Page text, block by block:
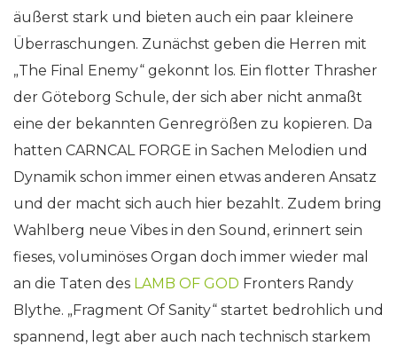
äußerst stark und bieten auch ein paar kleinere
Überraschungen. Zunächst geben die Herren mit
„The Final Enemy“ gekonnt los. Ein flotter Thrasher
der Göteborg Schule, der sich aber nicht anmaßt
eine der bekannten Genregrößen zu kopieren. Da
hatten CARNCAL FORGE in Sachen Melodien und
Dynamik schon immer einen etwas anderen Ansatz
und der macht sich auch hier bezahlt. Zudem bring
Wahlberg neue Vibes in den Sound, erinnert sein
fieses, voluminöses Organ doch immer wieder mal
an die Taten des LAMB OF GOD Fronters Randy
Blythe. „Fragment Of Sanity“ startet bedrohlich und
spannend, legt aber auch nach technisch starkem